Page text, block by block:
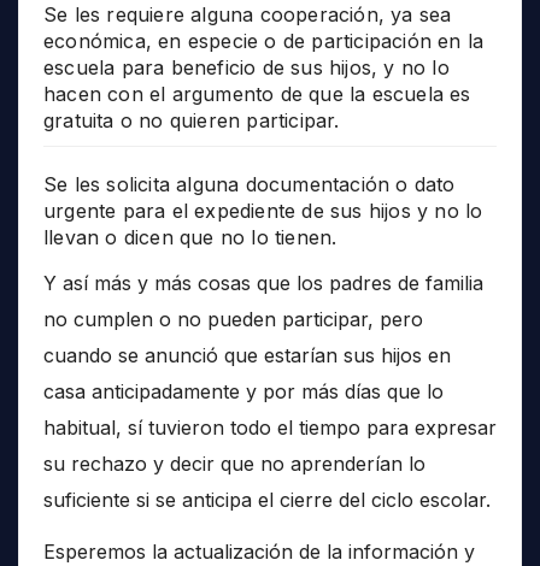
Se les requiere alguna cooperación, ya sea
económica, en especie o de participación en la
escuela para beneficio de sus hijos, y no lo
hacen con el argumento de que la escuela es
gratuita o no quieren participar.
Se les solicita alguna documentación o dato
urgente para el expediente de sus hijos y no lo
llevan o dicen que no lo tienen.
Y así más y más cosas que los padres de familia
no cumplen o no pueden participar, pero
cuando se anunció que estarían sus hijos en
casa anticipadamente y por más días que lo
habitual, sí tuvieron todo el tiempo para expresar
su rechazo y decir que no aprenderían lo
suficiente si se anticipa el cierre del ciclo escolar.
Esperemos la actualización de la información y